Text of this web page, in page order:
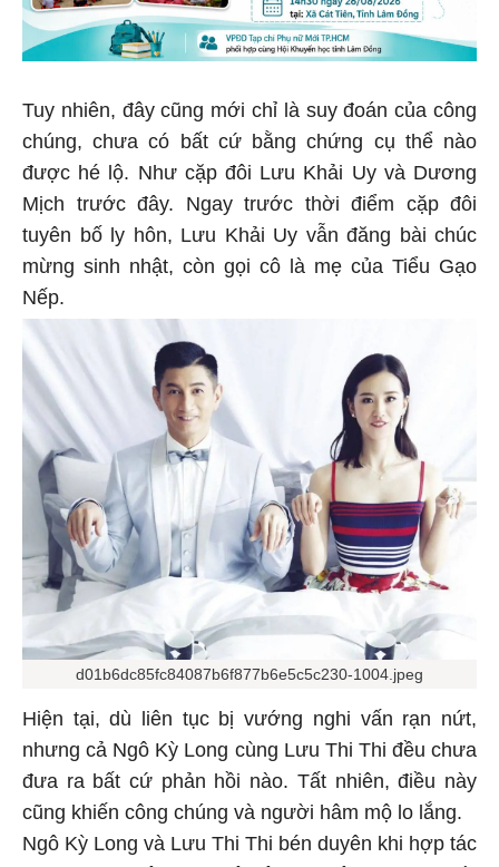
Tuy nhiên, đây cũng mới chỉ là suy đoán của công
chúng, chưa có bất cứ bằng chứng cụ thể nào
được hé lộ. Như cặp đôi Lưu Khải Uy và Dương
Mịch trước đây. Ngay trước thời điểm cặp đôi
tuyên bố ly hôn, Lưu Khải Uy vẫn đăng bài chúc
mừng sinh nhật, còn gọi cô là mẹ của Tiểu Gạo
Nếp.
d01b6dc85fc84087b6f877b6e5c5c230-1004.jpeg
Hiện tại, dù liên tục bị vướng nghi vấn rạn nứt,
nhưng cả Ngô Kỳ Long cùng Lưu Thi Thi đều chưa
đưa ra bất cứ phản hồi nào. Tất nhiên, điều này
cũng khiến công chúng và người hâm mộ lo lắng.
Ngô Kỳ Long và Lưu Thi Thi bén duyên khi hợp tác